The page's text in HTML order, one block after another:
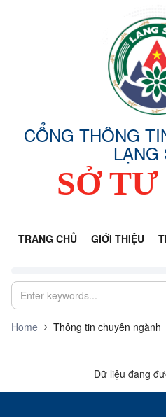
CỔNG THÔNG
LẠNG
SỞ
TRANG CHỦ GIỚI THIỆU
Home Thông tin chuyên ngành
Dữ liệu đang